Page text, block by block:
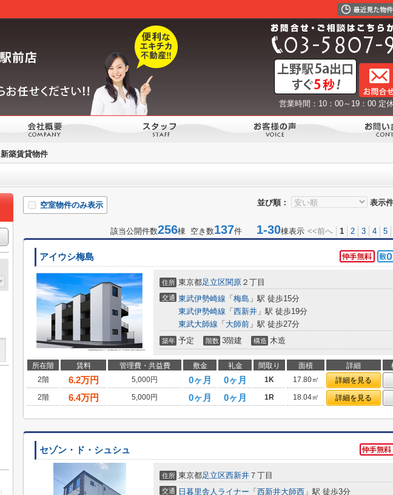
営業時間：10：00～19：00 定
新築賃貸物件
並び順： 表示
空室物件のみ表示
該当公開件数256棟 空き数137件 1-30棟表示 <<前へ 1 2 3 4 5
アイウシ梅島
住所 東京都足立区関原 ２丁目
交通 東武伊勢崎線 「 梅島 」駅 徒歩15分
東武伊勢崎線 「 西新井 」駅 徒歩19分
東武大師線 「 大師前 」駅 徒歩27分
築年 予定 階数 3階建 構造 木造
所在階 賃料 管理費・共益費 敷金 礼金 間取り 面積 詳細
2階
6.2万円 5,000円 0ヶ月 0ヶ月 1K 17.80㎡ 詳細を見る
2階
6.4万円 5,000円 0ヶ月 0ヶ月 1R 18.04㎡ 詳細を見る
セゾン・ド・シュシュ
住所 東京都足立区西新井 ７丁目
交通 日暮里舎人ライナー 「 西新井大師西 」駅 徒歩3分